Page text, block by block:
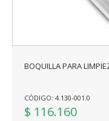
BOQUILLA PARA
CÓDIGO: 4.130-001.0
$ 116.160